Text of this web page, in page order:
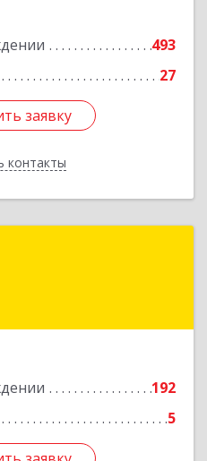
493
27
заявку
контакты
заявку
192
5
край, Красноярск г, им